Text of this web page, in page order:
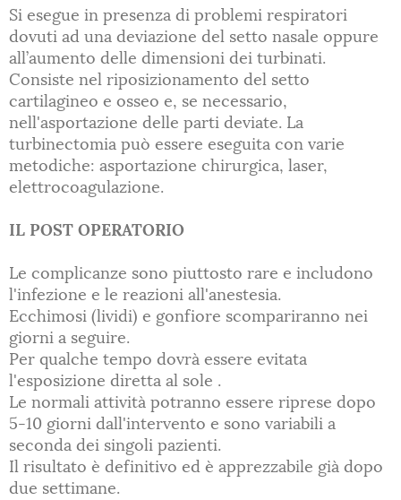
Si esegue in presenza di problemi respiratori
dovuti ad una deviazione del setto nasale oppure
all’aumento delle dimensioni dei turbinati.
Consiste nel riposizionamento del setto
cartilagineo e osseo e, se necessario,
nell'asportazione delle parti deviate. La
turbinectomia può essere eseguita con varie
metodiche: asportazione chirurgica, laser,
elettrocoagulazione.
IL POST OPERATORIO
Le complicanze sono piuttosto rare e includono
l'infezione e le reazioni all'anestesia.
Ecchimosi (lividi) e gonfiore scompariranno nei
giorni a seguire.
Per qualche tempo dovrà essere evitata
l'esposizione diretta al sole .
Le normali attività potranno essere riprese dopo
5-10 giorni dall'intervento e sono variabili a
seconda dei singoli pazienti.
Il risultato è definitivo ed è apprezzabile già dopo
due settimane.